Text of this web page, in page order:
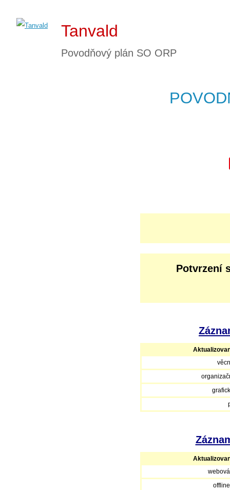
Tanvald
Povodňový plán SO ORP
Potvrzení